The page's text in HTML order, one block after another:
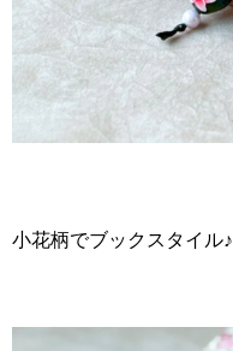
小花柄でブックスタイル♪